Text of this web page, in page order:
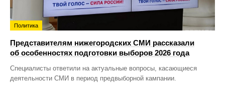
Политика
Представителям нижегородских СМИ рассказали
об особенностях подготовки выборов 2026 года
Специалисты ответили на актуальные вопросы, касающиеся
деятельности СМИ в период предвыборной кампании.